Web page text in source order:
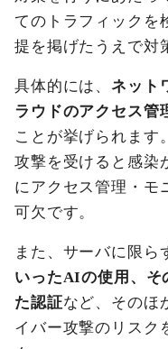
てのトラフィックを
提を掲げたうえで対
具体的には、 ネット
ラウドのアクセス管
ことが挙げられます
攻撃を受けると感染
にアクセス管理・モ
可欠です。
また、サーバに限ら
いったAIの使用、そ
た認証など、そのほ
イバー攻撃のリスク